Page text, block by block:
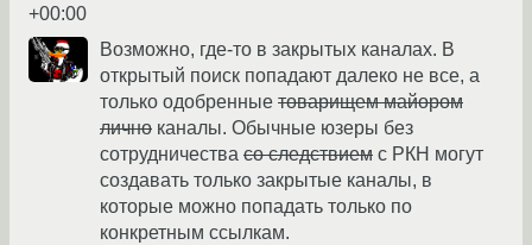
+00:00
Возможно, где-то в закрытых каналах. В
открытый поиск попадают далеко не все, а
только одобренные товарищем майором
лично каналы. Обычные юзеры без
сотрудничества со следствием с РКН могут
создавать только закрытые каналы, в
которые можно попадать только по
конкретным ссылкам.